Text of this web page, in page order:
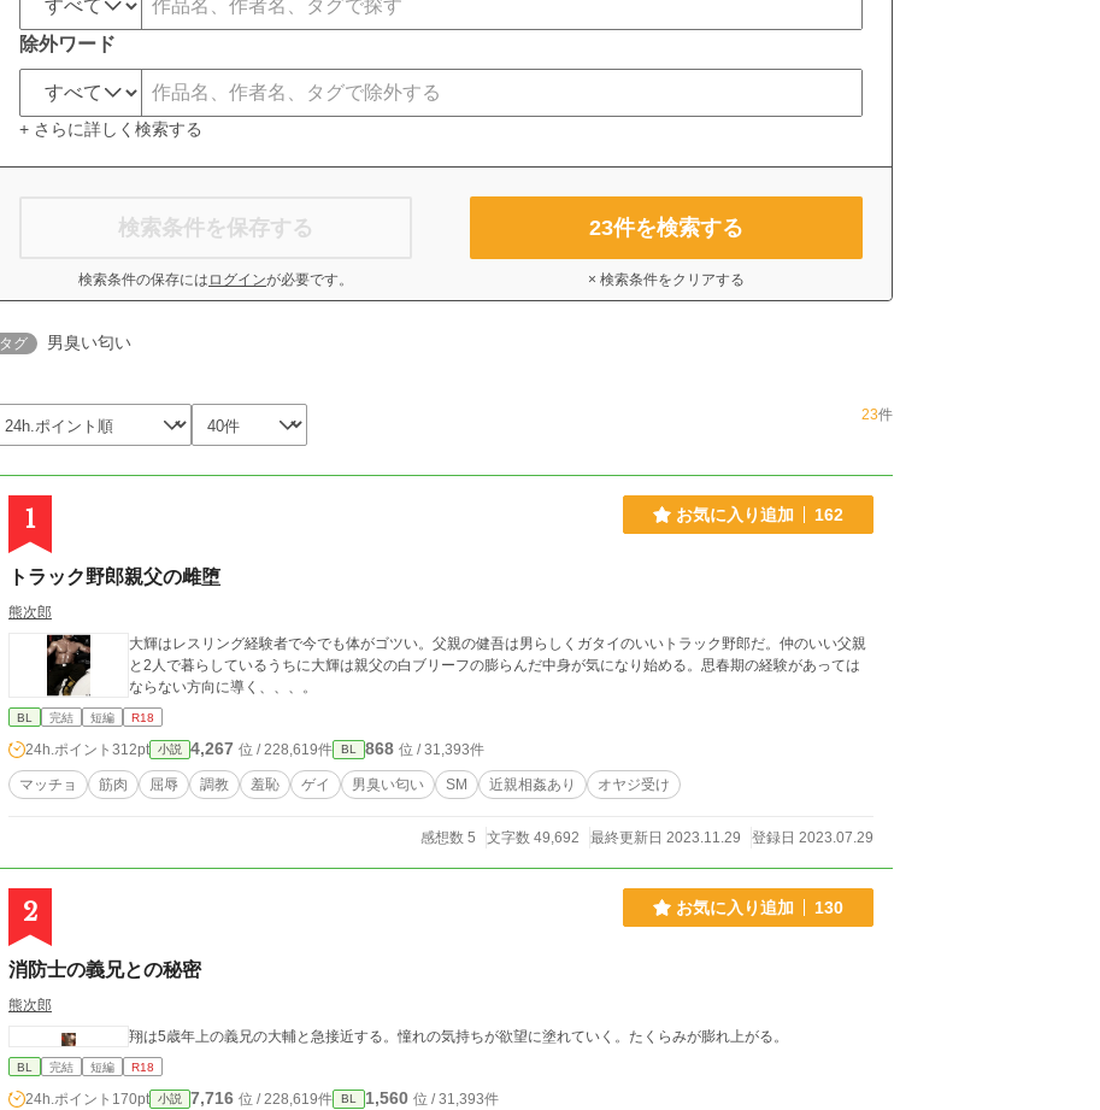
除外ワード
+ さらに詳しく検索する
検索条件を保存する
検索条件の保存には ログインが必要です。
23件を検索する
× 検索条件をクリアする
タグ 男臭い匂い
23件
1 お気に入り追加 162
トラック野郎親父の雌堕
熊次郎
大輝はレスリング経験者で今でも体がゴツい。父親の健吾は男らしくガタイのいいトラック野郎だ。仲のいい父親
と2人で暮らしているうちに大輝は親父の白ブリーフの膨らんだ中身が気になり始める。思春期の経験があっては
ならない方向に導く、、、。
BL 完結 短編 R18
24h.ポイント 312pt 小説 4,267 位 / 228,619件 BL 868 位 / 31,393件
マッチョ 筋肉 屈辱 調教 羞恥 ゲイ 男臭い匂い SM 近親相姦あり オヤジ受け
感想数 5 文字数 49,692 最終更新日 2023.11.29 登録日 2023.07.29
2 お気に入り追加 130
消防士の義兄との秘密
熊次郎
翔は5歳年上の義兄の大輔と急接近する。憧れの気持ちが欲望に塗れていく。たくらみが膨れ上がる。
BL 完結 短編 R18
24h.ポイント 170pt 小説 7,716 位 / 228,619件 BL 1,560 位 / 31,393件